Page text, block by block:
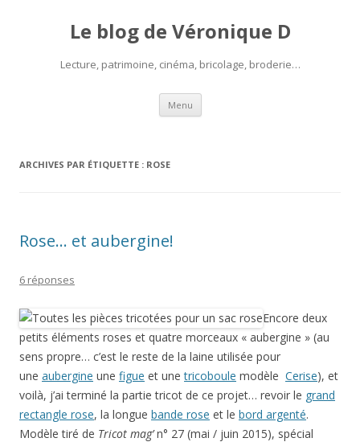
Le blog de Véronique D
Lecture, patrimoine, cinéma, bricolage, broderie…
Menu Aller
contenu
ARCHIVES PAR ÉTIQUETTE : ROSE
Rose… et aubergine!
6 réponses
Encore deux
petits éléments roses et quatre morceaux « aubergine » (au
sens propre… c’est le reste de la laine utilisée pour
une aubergine une figue et unetricoboule modèle Cerise), et
voilà, j’ai terminé la partie tricot de ce projet… revoir le grand
rectangle rose, la longue bande rose et le bord argenté.
Modèle tiré de Tricot mag’n° 27 (mai / juin 2015), spécial